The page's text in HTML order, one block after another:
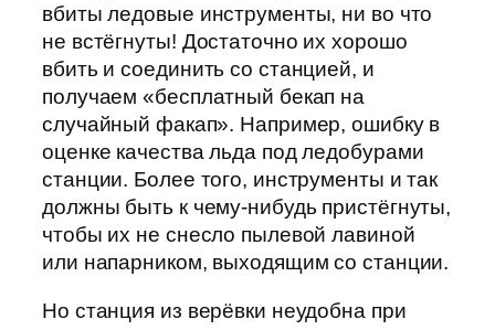
вбиты ледовые инструменты, ни во что
не встёгнуты! Достаточно их хорошо
вбить и соединить со станцией, и
получаем «бесплатный бекап на
случайный факап». Например, ошибку в
оценке качества льда под ледобурами
станции. Более того, инструменты и так
должны быть к чему-нибудь пристёгнуты,
чтобы их не снесло пылевой лавиной
или напарником, выходящим со станции.
Но станция из верёвки неудобна при